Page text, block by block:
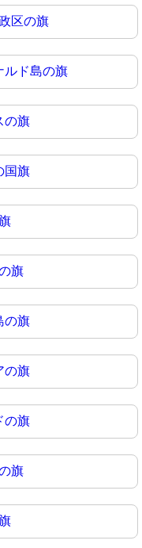
区の旗
ルド島の旗
の旗
国旗
旗
の旗
の旗
の旗
旗